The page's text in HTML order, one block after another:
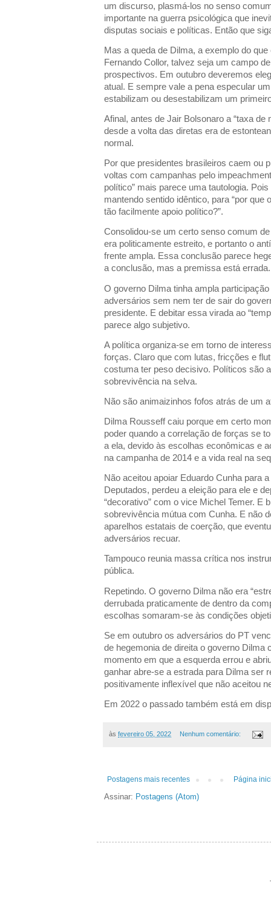
um discurso, plasmá-los no senso
importante na guerra psicológica que
disputas sociais e políticas. Então que
Mas a queda de Dilma, a exemplo do
Fernando Collor, talvez seja um campo
prospectivos. Em outubro deveremos
atual. E sempre vale a pena especular
estabilizam ou desestabilizam um
Afinal, antes de Jair Bolsonaro a “taxa de
desde a volta das diretas era de
normal.
Por que presidentes brasileiros caem ou
voltas com campanhas pelo
político” mais parece uma tautologia.
mantendo sentido idêntico, para “por
tão facilmente apoio político?”.
Consolidou-se um certo senso comum
era politicamente estreito, e portanto o
frente ampla. Essa conclusão parece
a conclusão, mas a premissa está errada.
O governo Dilma tinha ampla
adversários sem nem ter de sair do
presidente. E debitar essa virada ao
parece algo subjetivo.
A política organiza-se em torno de
forças. Claro que com lutas, fricções e
costuma ter peso decisivo. Políticos são
sobrevivência na selva.
Não são animaizinhos fofos atrás de um
Dilma Rousseff caiu porque em certo
poder quando a correlação de forças se
a ela, devido às escolhas econômicas e
na campanha de 2014 e a vida real na
Não aceitou apoiar Eduardo Cunha para
Deputados, perdeu a eleição para ele e
“decorativo” com o vice Michel Temer. E
sobrevivência mútua com Cunha. E não
aparelhos estatais de coerção, que
adversários recuar.
Tampouco reunia massa crítica nos
pública.
Repetindo. O governo Dilma não era
derrubada praticamente de dentro da
escolhas somaram-se às condições
Se em outubro os adversários do PT
de hegemonia de direita o governo Dilma
momento em que a esquerda errou e
ganhar abre-se a estrada para Dilma ser
positivamente inflexível que não aceitou
Em 2022 o passado também está em
às fevereiro 05, 2022 Nenhum comentário:
Postagens mais recentes Página
Assinar: Postagens (Atom)